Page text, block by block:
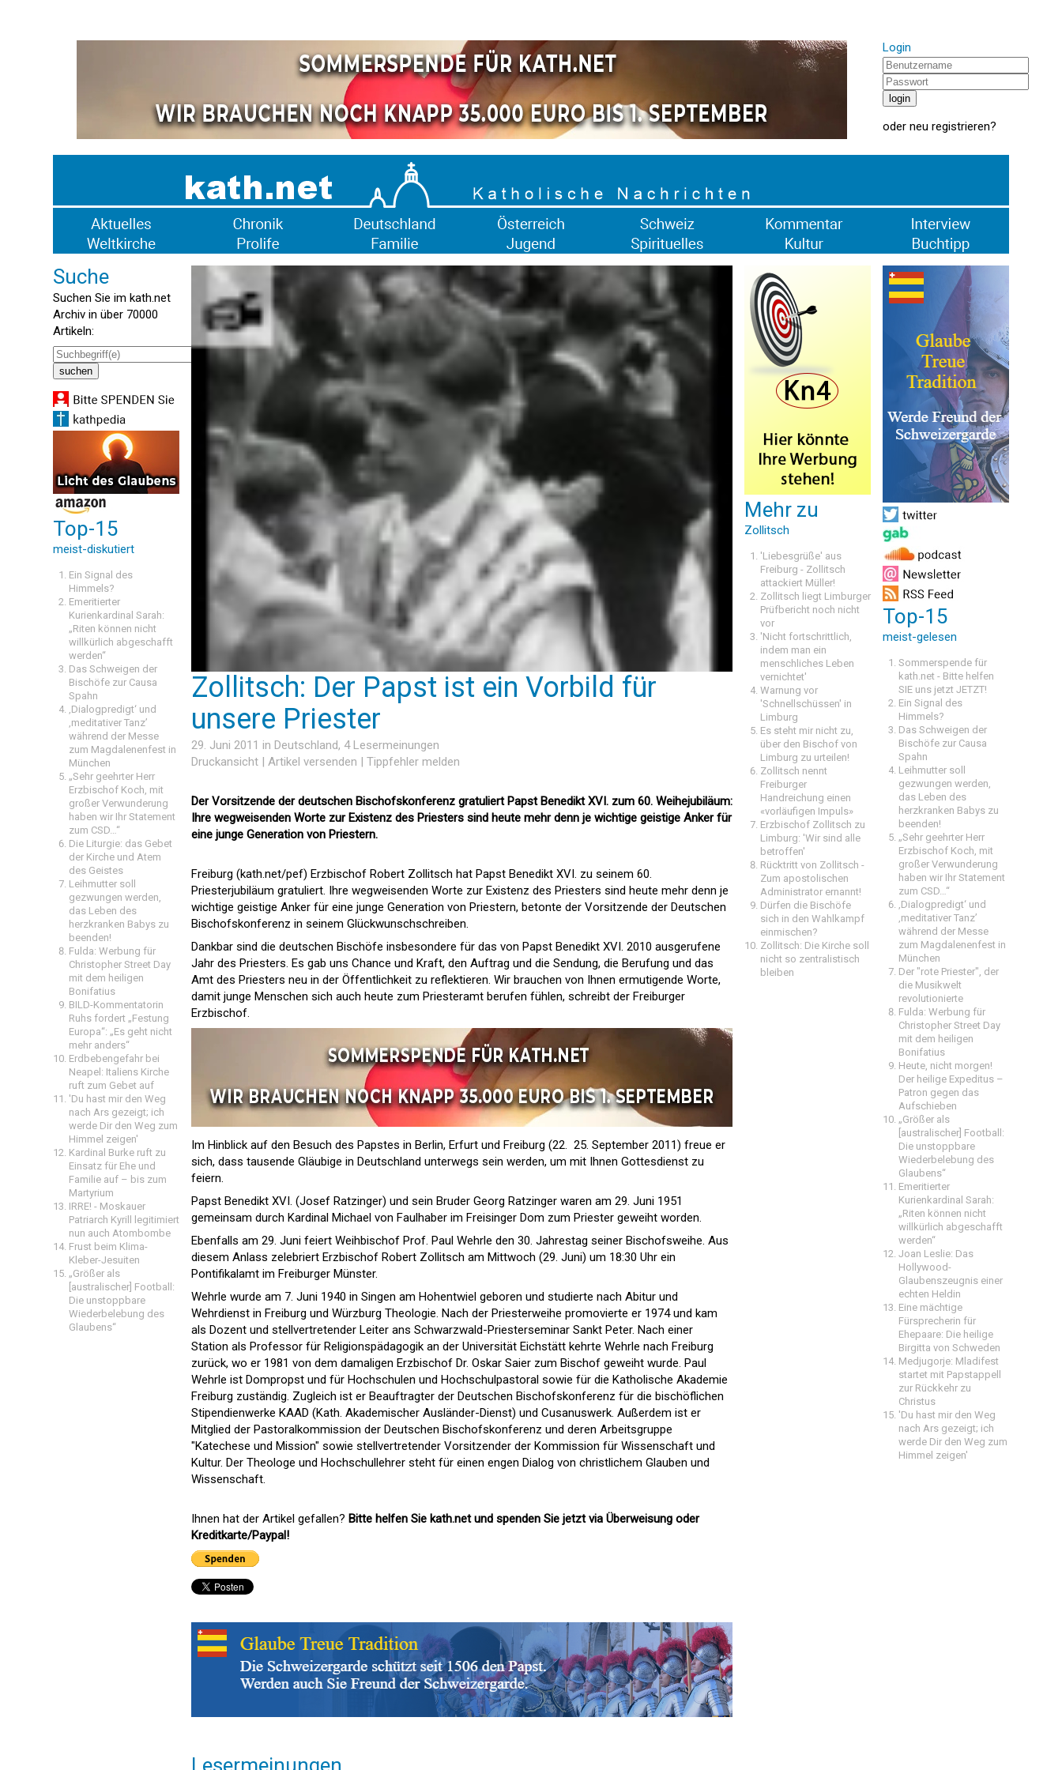
Login
oder neu registrieren?
Suche
Suchen Sie im kath.net
Archiv in über 70000
Artikeln:
Top-15
meist-diskutiert
Ein Signal des
Himmels?
Emeritierter
Kurienkardinal Sarah:
„Riten können nicht
willkürlich abgeschafft
werden“
Das Schweigen der
Bischöfe zur Causa
Spahn
‚Dialogpredigt‘ und
‚meditativer Tanz’
während der Messe
zum Magdalenenfest in
München
„Sehr geehrter Herr
Erzbischof Koch, mit
großer Verwunderung
haben wir Ihr Statement
zum CSD…“
Die Liturgie: das Gebet
der Kirche und Atem
des Geistes
Leihmutter soll
gezwungen werden,
das Leben des
herzkranken Babys zu
beenden!
Fulda: Werbung für
Christopher Street Day
mit dem heiligen
Bonifatius
BILD-Kommentatorin
Ruhs fordert „Festung
Europa“: „Es geht nicht
mehr anders“
Erdbebengefahr bei
Neapel: Italiens Kirche
ruft zum Gebet auf
'Du hast mir den Weg
nach Ars gezeigt; ich
werde Dir den Weg zum
Himmel zeigen'
Kardinal Burke ruft zu
Einsatz für Ehe und
Familie auf – bis zum
Martyrium
IRRE! - Moskauer
Patriarch Kyrill legitimiert
nun auch Atombombe
Frust beim Klima-
Kleber-Jesuiten
„Größer als
[australischer] Football:
Die unstoppbare
Wiederbelebung des
Glaubens“
Zollitsch: Der Papst ist ein Vorbild für
unsere Priester
29. Juni 2011 in Deutschland, 4 Lesermeinungen
Druckansicht | Artikel versenden | Tippfehler melden
Der Vorsitzende der deutschen Bischofskonferenz gratuliert Papst Benedikt XVI. zum 60. Weihejubiläum:
Ihre wegweisenden Worte zur Existenz des Priesters sind heute mehr denn je wichtige geistige Anker für
eine junge Generation von Priestern.
Freiburg (kath.net/pef) Erzbischof Robert Zollitsch hat Papst Benedikt XVI. zu seinem 60.
Priesterjubiläum gratuliert. Ihre wegweisenden Worte zur Existenz des Priesters sind heute mehr denn je
wichtige geistige Anker für eine junge Generation von Priestern, betonte der Vorsitzende der Deutschen
Bischofskonferenz in seinem Glückwunschschreiben.
Dankbar sind die deutschen Bischöfe insbesondere für das von Papst Benedikt XVI. 2010 ausgerufene
Jahr des Priesters. Es gab uns Chance und Kraft, den Auftrag und die Sendung, die Berufung und das
Amt des Priesters neu in der Öffentlichkeit zu reflektieren. Wir brauchen von Ihnen ermutigende Worte,
damit junge Menschen sich auch heute zum Priesteramt berufen fühlen, schreibt der Freiburger
Erzbischof.
Im Hinblick auf den Besuch des Papstes in Berlin, Erfurt und Freiburg (22.  25. September 2011) freue er
sich, dass tausende Gläubige in Deutschland unterwegs sein werden, um mit Ihnen Gottesdienst zu
feiern.
Papst Benedikt XVI. (Josef Ratzinger) und sein Bruder Georg Ratzinger waren am 29. Juni 1951
gemeinsam durch Kardinal Michael von Faulhaber im Freisinger Dom zum Priester geweiht worden.
Ebenfalls am 29. Juni feiert Weihbischof Prof. Paul Wehrle den 30. Jahrestag seiner Bischofsweihe. Aus
diesem Anlass zelebriert Erzbischof Robert Zollitsch am Mittwoch (29. Juni) um 18:30 Uhr ein
Pontifikalamt im Freiburger Münster.
Wehrle wurde am 7. Juni 1940 in Singen am Hohentwiel geboren und studierte nach Abitur und
Wehrdienst in Freiburg und Würzburg Theologie. Nach der Priesterweihe promovierte er 1974 und kam
als Dozent und stellvertretender Leiter ans Schwarzwald-Priesterseminar Sankt Peter. Nach einer
Station als Professor für Religionspädagogik an der Universität Eichstätt kehrte Wehrle nach Freiburg
zurück, wo er 1981 von dem damaligen Erzbischof Dr. Oskar Saier zum Bischof geweiht wurde. Paul
Wehrle ist Dompropst und für Hochschulen und Hochschulpastoral sowie für die Katholische Akademie
Freiburg zuständig. Zugleich ist er Beauftragter der Deutschen Bischofskonferenz für die bischöflichen
Stipendienwerke KAAD (Kath. Akademischer Ausländer-Dienst) und Cusanuswerk. Außerdem ist er
Mitglied der Pastoralkommission der Deutschen Bischofskonferenz und deren Arbeitsgruppe
"Katechese und Mission" sowie stellvertretender Vorsitzender der Kommission für Wissenschaft und
Kultur. Der Theologe und Hochschullehrer steht für einen engen Dialog von christlichem Glauben und
Wissenschaft.
Ihnen hat der Artikel gefallen? Bitte helfen Sie kath.net und spenden Sie jetzt via Überweisung oder
Kreditkarte/Paypal!
Lesermeinungen
Mehr zu
Zollitsch
'Liebesgrüße' aus
Freiburg - Zollitsch
attackiert Müller!
Zollitsch liegt Limburger
Prüfbericht noch nicht
vor
'Nicht fortschrittlich,
indem man ein
menschliches Leben
vernichtet'
Warnung vor
'Schnellschüssen' in
Limburg
Es steht mir nicht zu,
über den Bischof von
Limburg zu urteilen!
Zollitsch nennt
Freiburger
Handreichung einen
«vorläufigen Impuls»
Erzbischof Zollitsch zu
Limburg: 'Wir sind alle
betroffen'
Rücktritt von Zollitsch -
Zum apostolischen
Administrator ernannt!
Dürfen die Bischöfe
sich in den Wahlkampf
einmischen?
Zollitsch: Die Kirche soll
nicht so zentralistisch
bleiben
Top-15
meist-gelesen
Sommerspende für
kath.net - Bitte helfen
SIE uns jetzt JETZT!
Ein Signal des
Himmels?
Das Schweigen der
Bischöfe zur Causa
Spahn
Leihmutter soll
gezwungen werden,
das Leben des
herzkranken Babys zu
beenden!
„Sehr geehrter Herr
Erzbischof Koch, mit
großer Verwunderung
haben wir Ihr Statement
zum CSD…“
‚Dialogpredigt‘ und
‚meditativer Tanz’
während der Messe
zum Magdalenenfest in
München
Der "rote Priester", der
die Musikwelt
revolutionierte
Fulda: Werbung für
Christopher Street Day
mit dem heiligen
Bonifatius
Heute, nicht morgen!
Der heilige Expeditus –
Patron gegen das
Aufschieben
„Größer als
[australischer] Football:
Die unstoppbare
Wiederbelebung des
Glaubens“
Emeritierter
Kurienkardinal Sarah:
„Riten können nicht
willkürlich abgeschafft
werden“
Joan Leslie: Das
Hollywood-
Glaubenszeugnis einer
echten Heldin
Eine mächtige
Fürsprecherin für
Ehepaare: Die heilige
Birgitta von Schweden
Medjugorje: Mladifest
startet mit Papstappell
zur Rückkehr zu
Christus
'Du hast mir den Weg
nach Ars gezeigt; ich
werde Dir den Weg zum
Himmel zeigen'